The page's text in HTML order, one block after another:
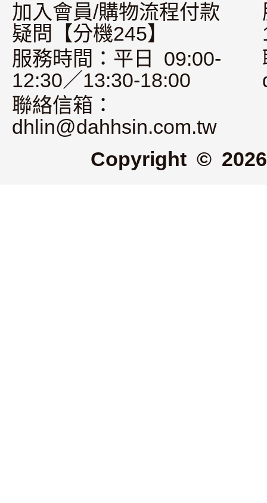
加入會員/購物流程付款
疑問【分機245】
服務時間：平日 09:00-
12:30／13:30-18:00
聯絡信箱：
dhlin@dahhsin.com.tw
Copyright ©